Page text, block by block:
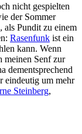
nicht gespielten
der Sommer
als Pundit zu einem
Rasenfunk ist ein
kann. Wenn
meinen Senf zur
dementsprechend
eindeutig um mehr
Steinberg,